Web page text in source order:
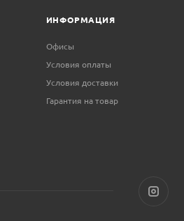
ИНФОРМАЦИЯ
Офисы
Условия оплаты
Условия доставки
Гарантия на товар